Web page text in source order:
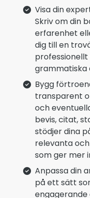
Visa din
Skriv om din
erfarenhet
dig till en
grammatiska
Bygg
transparent
och
bevis, citat,
stödjer dina
relevanta
som ger mer
Anpassa din
på ett sätt
engagerande